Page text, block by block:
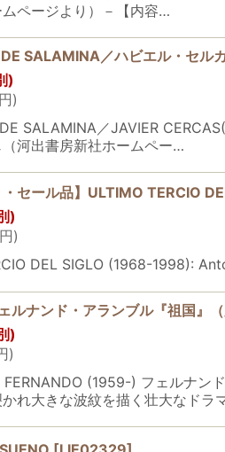
ページより）－【内容…
SALAMINA／ハビエル・セル
)
円)
SALAMINA／JAVIER
河出書房新社ホームペー…
・セール品】ULTIMO TERCIO
)
円)
DEL SIGLO (1968-1998):
ルナンド・アランブル『祖国』（
)
)
FERNANDO (1959-) フェルナ
かれ大きな波紋を描く壮大なドラ